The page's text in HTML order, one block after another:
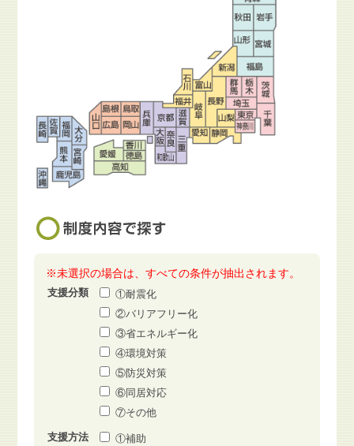
※未選択の場合は、すべての条件が抽出されます。
支援分類
①耐震化
②バリアフリー化
③省エネルギー化
④環境対策
⑤防災対策
⑥同居対応
⑦その他
支援方法 ①補助